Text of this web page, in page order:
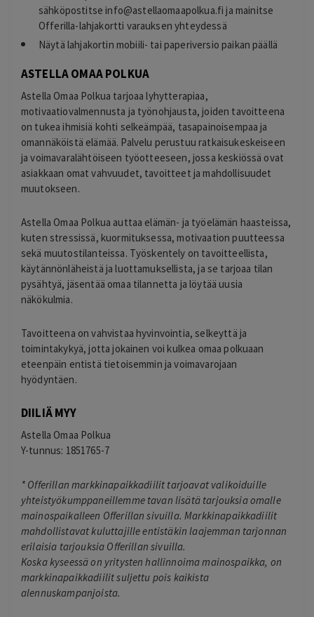
sähköpostitseinfo@astellaomaapolkua.fi ja mainitse
Offerilla-lahjakortti varauksen yhteydessä
Näytä lahjakortin mobiili- tai paperiversio paikan päällä
ASTELLA OMAA POLKUA
Astella Omaa Polkua tarjoaa lyhytterapiaa,
motivaatiovalmennusta ja työnohjausta, joiden tavoitteena
on tukea ihmisiä kohti selkeämpää, tasapainoisempaa ja
omannäköistä elämää. Palvelu perustuu ratkaisukeskeiseen
ja voimavaralähtöiseen työotteeseen, jossa keskiössä ovat
asiakkaan omat vahvuudet, tavoitteet ja mahdollisuudet
muutokseen.
Astella Omaa Polkua auttaa elämän- ja työelämän haasteissa,
kuten stressissä, kuormituksessa, motivaation puutteessa
sekä muutostilanteissa. Työskentely on tavoitteellista,
käytännönläheistä ja luottamuksellista, ja se tarjoaa tilan
pysähtyä, jäsentää omaa tilannetta ja löytää uusia
näkökulmia.
Tavoitteena on vahvistaa hyvinvointia, selkeyttä ja
toimintakykyä, jotta jokainen voi kulkea omaa polkuaan
eteenpäin entistä tietoisemmin ja voimavarojaan
hyödyntäen.
DIILIÄ MYY
Astella Omaa Polkua
Y-tunnus: 1851765-7
* Offerillan markkinapaikkadiilit tarjoavat valikoiduille
yhteistyökumppaneillemme tavan lisätä tarjouksia omalle
mainospaikalleen Offerillan sivuilla. Markkinapaikkadiilit
mahdollistavat kuluttajille entistäkin laajemman tarjonnan
erilaisia tarjouksia Offerillan sivuilla.
Koska kyseessä on yritysten hallinnoima mainospaikka, on
markkinapaikkadiilit suljettu pois kaikista
alennuskampanjoista.